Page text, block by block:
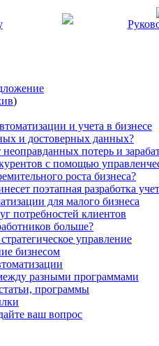
)
и учета в бизнесе
и достоверных данных?
неоправданных потерь и
с помощью
роста бизнеса?
поэтапная разработка
для малого бизнеса
потребностей клиентов
больше?
управление
бизнесом
разными программами
программы
ваш вопрос